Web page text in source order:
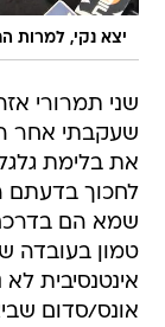
יצא נקי, למרות
שני תמרורי
שעקבתי אחר
את בלימת
לחכוך בדעתם
שמא הם
טמון בעובדה
אינטנסיבית
אונס/סדום